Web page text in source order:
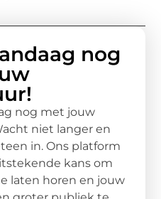
nog
nog met jouw
niet langer en
in. Ons platform
kans om
laten horen en jouw